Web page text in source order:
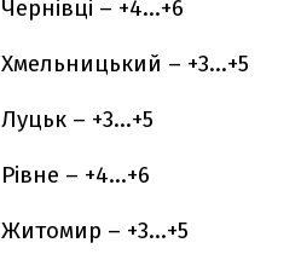
Чернівці – +4…+6
Хмельницький – +3…+5
Луцьк – +3…+5
Рівне – +4…+6
Житомир – +3…+5